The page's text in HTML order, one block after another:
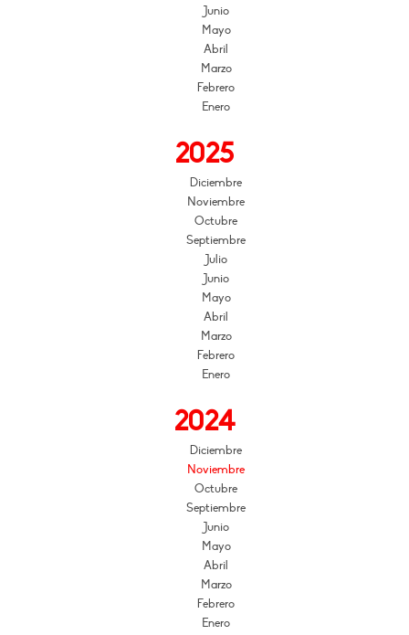
Junio
Mayo
Abril
Marzo
Febrero
Enero
2025
Diciembre
Noviembre
Octubre
Septiembre
Julio
Junio
Mayo
Abril
Marzo
Febrero
Enero
2024
Diciembre
Noviembre
Octubre
Septiembre
Junio
Mayo
Abril
Marzo
Febrero
Enero